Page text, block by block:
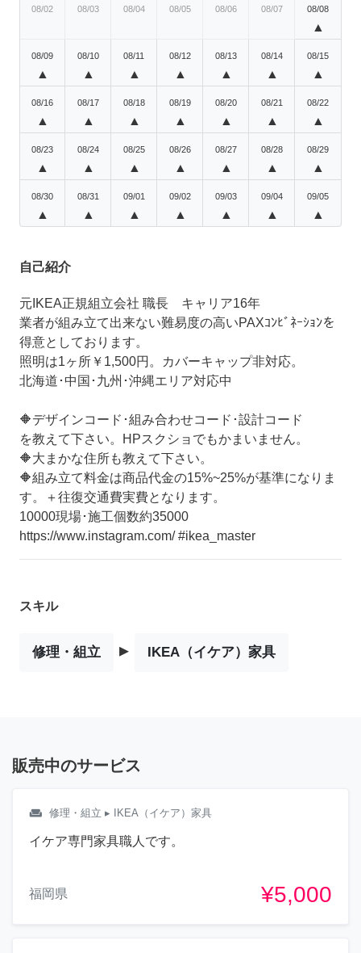
08/02 08/03 08/04 08/05 08/06 08/07 08/08
▲
08/09
▲
08/10
▲
08/11
▲
08/12
▲
08/13
▲
08/14
▲
08/15
▲
08/16
▲
08/17
▲
08/18
▲
08/19
▲
08/20
▲
08/21
▲
08/22
▲
08/23
▲
08/24
▲
08/25
▲
08/26
▲
08/27
▲
08/28
▲
08/29
▲
08/30
▲
08/31
▲
09/01
▲
09/02
▲
09/03
▲
09/04
▲
09/05
▲
自己紹介
元IKEA正規組立会社 職長 キャリア16年
業者が組み立て出来ない難易度の高いPAXｺﾝﾋﾞﾈｰｼｮﾝを
得意としております。
照明は1ヶ所￥1,500円。カバーキャップ非対応。
北海道･中国･九州･沖縄エリア対応中
🔶デザインコード･組み合わせコード･設計コード
を教えて下さい。HPスクショでもかまいません。
🔶大まかな住所も教えて下さい。
🔶組み立て料金は商品代金の15%~25%が基準になりま
す。＋往復交通費実費となります。
10000現場･施工個数約35000
https://www.instagram.com/ #ikea_master
スキル
修理・組立 ▸ IKEA（イケア）家具
販売中のサービス
weekend 修理・組立 ▸ IKEA（イケア）家具
イケア専門家具職人です。
福岡県 ¥5,000